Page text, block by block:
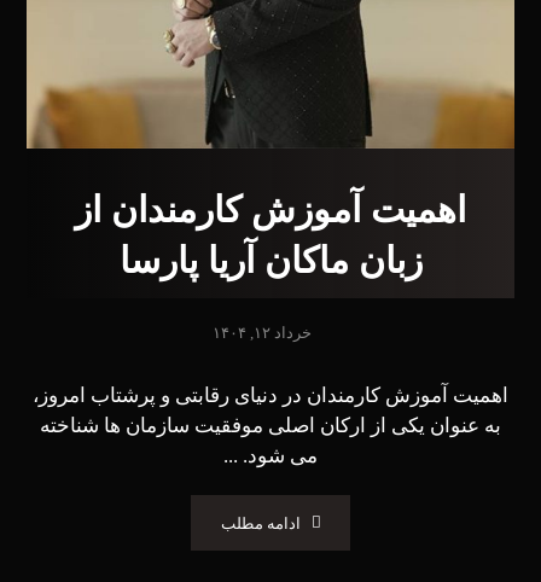
اهمیت آموزش کارمندان از
زبان ماکان آریا پارسا
خرداد ۱۲, ۱۴۰۴
اهمیت آموزش کارمندان در دنیای رقابتی و پرشتاب امروز،
به عنوان یکی از ارکان اصلی موفقیت سازمان ها شناخته
می شود. ...
ادامه مطلب